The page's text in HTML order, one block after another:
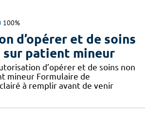
100%
d’opérer et de soins
sur patient mineur
d’opérer et de soins non
mineur Formulaire de
à remplir avant de venir